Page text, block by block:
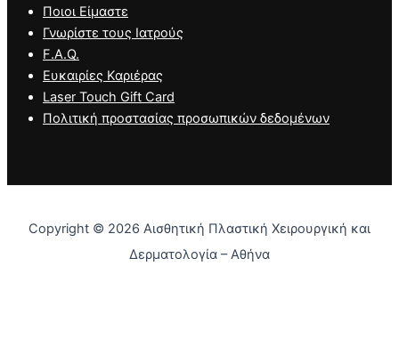
Ποιοι Είμαστε
Γνωρίστε τους Ιατρούς
F.A.Q.
Ευκαιρίες Καριέρας
Laser Touch Gift Card
Πολιτική προστασίας προσωπικών δεδομένων
Copyright © 2026 Αισθητική Πλαστική Χειρουργική και
Δερματολογία – Αθήνα